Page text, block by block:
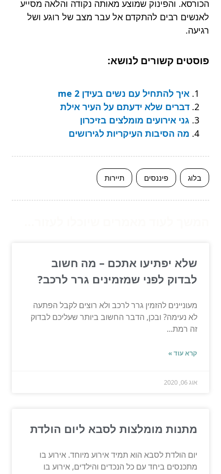
הכורסא. והפינוק שמוצע מאותה נקודה והלאה מסייע
לאנשים רבים להתקדם אל עבר מצב של רוגע ושל
רגיעה.
פוסטים קשורים לנושא:
איך להתחיל עם נשים בעידן me 2
דברים שלא ידעתם על העיר אילת
גני אירועים מומלצים בזיכרון
מה הסיבות העיקריות לגירושים
בלוג פיננסים תיירות
שלא יפתיעו אתכם – מה חשוב
לבדוק לפני שמזמינים גרר לרכב?
מעוניינים להזמין גרר לרכב ולא רוצים לקבל הפתעה
לא נעימה? ובכן, הדבר החשוב ביותר שעליכם לבדוק
זה רמת...
קרא עוד »
אוג 06, 2020
מתנות מומלצות לסבא ליום הולדת
יום הולדת לסבא הוא תמיד אירוע מיוחד. אירוע בו
מתכנסים ביחד עם כל הנכדים והילדים, אירוע בו